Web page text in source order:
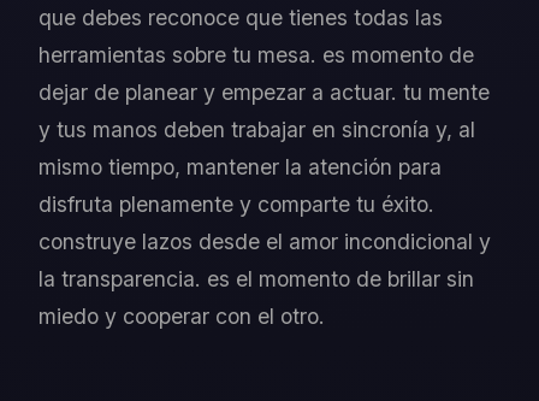
que debes reconoce que tienes todas las
herramientas sobre tu mesa. es momento de
dejar de planear y empezar a actuar. tu mente
y tus manos deben trabajar en sincronía y, al
mismo tiempo, mantener la atención para
disfruta plenamente y comparte tu éxito.
construye lazos desde el amor incondicional y
la transparencia. es el momento de brillar sin
miedo y cooperar con el otro.